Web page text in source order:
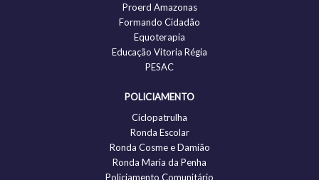
Proerd Amazonas
Formando Cidadão
Equoterapia
Educação Vitoria Régia
PESAC
POLICIAMENTO
Ciclopatrulha
Ronda Escolar
Ronda Cosme e Damião
Ronda Maria da Penha
Policiamento Comunitário